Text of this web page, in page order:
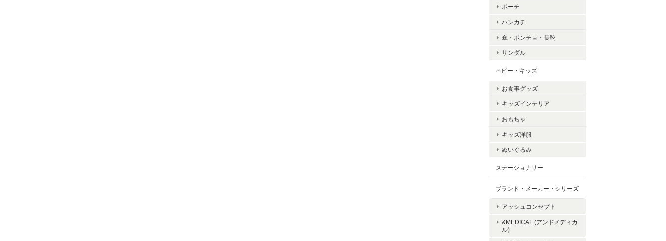
ポーチ
ハンカチ
傘・ポンチョ・長靴
サンダル
ベビー・キッズ
お食事グッズ
キッズインテリア
おもちゃ
キッズ洋服
ぬいぐるみ
ステーショナリー
ブランド・メーカー・シリーズ
アッシュコンセプト
&MEDICAL (アンドメディカ
ル)